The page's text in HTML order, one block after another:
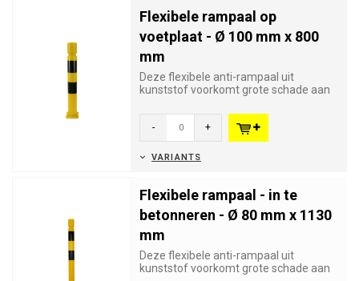
Flexibele rampaal op
voetplaat - Ø 100 mm x 800
mm
Deze flexibele anti-rampaal uit
kunststof voorkomt grote schade aan
- +
VARIANTS
Flexibele rampaal - in te
betonneren - Ø 80 mm x 1130
mm
Deze flexibele anti-rampaal uit
kunststof voorkomt grote schade aan